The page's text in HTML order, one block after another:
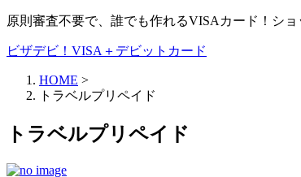
原則審査不要で、誰でも作れるVISAカード！シ
ビザデビ！VISA＋デビットカード
HOME >
トラベルプリペイド
トラベルプリペイド